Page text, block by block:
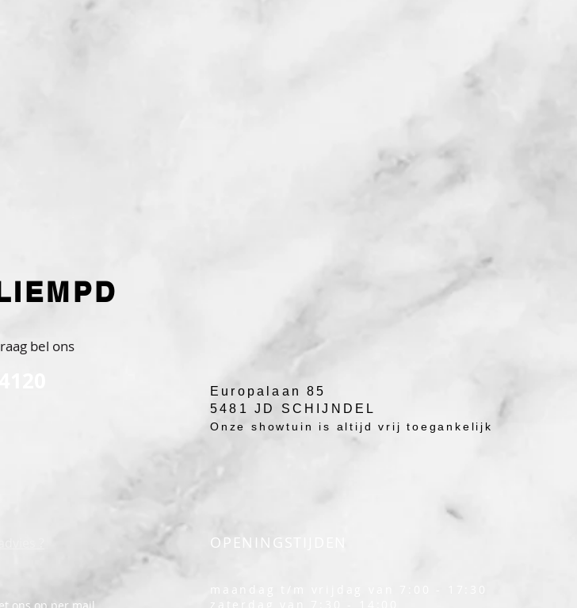
bel ons
Europalaan 85
5481 JD SCHIJNDEL
Onze showtuin is altijd vrij toegankelijk
OPENINGSTIJDEN
maandag t/m vrijdag van 7:00 - 17:30